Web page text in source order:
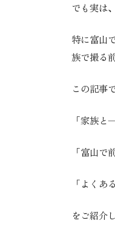
でも実は
特に富山
族で撮る
この記事
「家族と
「富山で
「よくあ
をご紹介